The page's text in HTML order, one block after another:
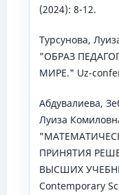
(2024): 8-12.
Турсунова,
"ОБРАЗ
МИРЕ." Uz-
Абдувалиева,
Луиза
ПРИНЯТИЯ
ВЫСШИХ
Contemporary